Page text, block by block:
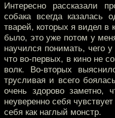
Интересно рассказали
собака всегда казалась
тварей, которых я видел в
было, это уже потом у
научился понимать, чего
что во-первых, в кино не
волк. Во-вторых
трусливая и всего
очень здорово заметно,
неуверенно себя
себя как наглый монстр.